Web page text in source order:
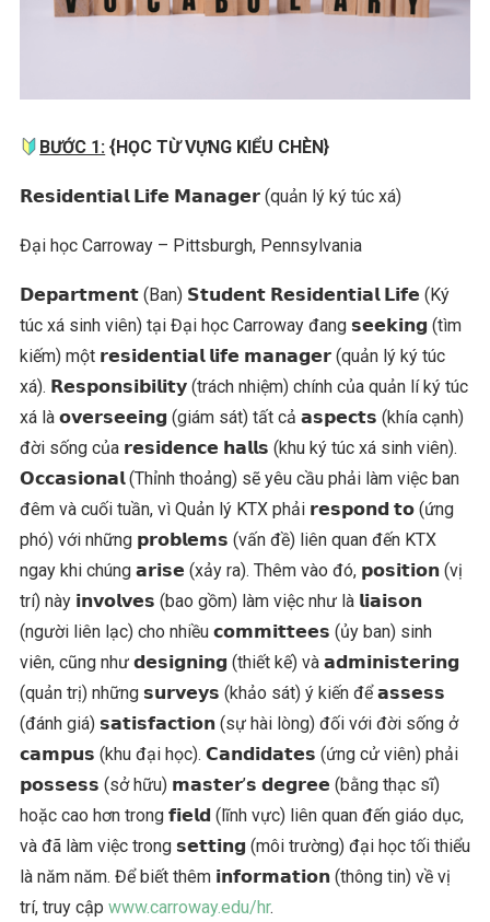
BƯỚC 1: {HỌC TỪ VỰNG KIỂU CHÈN}
𝗥𝗲𝘀𝗶𝗱𝗲𝗻𝘁𝗶𝗮𝗹 𝗟𝗶𝗳𝗲 𝗠𝗮𝗻𝗮𝗴𝗲𝗿 (quản lý ký túc xá)
Đại học Carroway – Pittsburgh, Pennsylvania
𝗗𝗲𝗽𝗮𝗿𝘁𝗺𝗲𝗻𝘁 (Ban) 𝗦𝘁𝘂𝗱𝗲𝗻𝘁 𝗥𝗲𝘀𝗶𝗱𝗲𝗻𝘁𝗶𝗮𝗹 𝗟𝗶𝗳𝗲 (Ký
túc xá sinh viên) tại Đại học Carroway đang 𝘀𝗲𝗲𝗸𝗶𝗻𝗴 (tìm
kiếm) một 𝗿𝗲𝘀𝗶𝗱𝗲𝗻𝘁𝗶𝗮𝗹 𝗹𝗶𝗳𝗲 𝗺𝗮𝗻𝗮𝗴𝗲𝗿 (quản lý ký túc
xá). 𝗥𝗲𝘀𝗽𝗼𝗻𝘀𝗶𝗯𝗶𝗹𝗶𝘁𝘆 (trách nhiệm) chính của quản lí ký túc
xá là 𝗼𝘃𝗲𝗿𝘀𝗲𝗲𝗶𝗻𝗴 (giám sát) tất cả 𝗮𝘀𝗽𝗲𝗰𝘁𝘀 (khía cạnh)
đời sống của 𝗿𝗲𝘀𝗶𝗱𝗲𝗻𝗰𝗲 𝗵𝗮𝗹𝗹𝘀 (khu ký túc xá sinh viên).
𝗢𝗰𝗰𝗮𝘀𝗶𝗼𝗻𝗮𝗹 (Thỉnh thoảng) sẽ yêu cầu phải làm việc ban
đêm và cuối tuần, vì Quản lý KTX phải 𝗿𝗲𝘀𝗽𝗼𝗻𝗱 𝘁𝗼 (ứng
phó) với những 𝗽𝗿𝗼𝗯𝗹𝗲𝗺𝘀 (vấn đề) liên quan đến KTX
ngay khi chúng 𝗮𝗿𝗶𝘀𝗲 (xảy ra). Thêm vào đó, 𝗽𝗼𝘀𝗶𝘁𝗶𝗼𝗻 (vị
trí) này 𝗶𝗻𝘃𝗼𝗹𝘃𝗲𝘀 (bao gồm) làm việc như là 𝗹𝗶𝗮𝗶𝘀𝗼𝗻
(người liên lạc) cho nhiều 𝗰𝗼𝗺𝗺𝗶𝘁𝘁𝗲𝗲𝘀 (ủy ban) sinh
viên, cũng như 𝗱𝗲𝘀𝗶𝗴𝗻𝗶𝗻𝗴 (thiết kế) và 𝗮𝗱𝗺𝗶𝗻𝗶𝘀𝘁𝗲𝗿𝗶𝗻𝗴
(quản trị) những 𝘀𝘂𝗿𝘃𝗲𝘆𝘀 (khảo sát) ý kiến để 𝗮𝘀𝘀𝗲𝘀𝘀
(đánh giá) 𝘀𝗮𝘁𝗶𝘀𝗳𝗮𝗰𝘁𝗶𝗼𝗻 (sự hài lòng) đối với đời sống ở
𝗰𝗮𝗺𝗽𝘂𝘀 (khu đại học). 𝗖𝗮𝗻𝗱𝗶𝗱𝗮𝘁𝗲𝘀 (ứng cử viên) phải
𝗽𝗼𝘀𝘀𝗲𝘀𝘀 (sở hữu) 𝗺𝗮𝘀𝘁𝗲𝗿’𝘀 𝗱𝗲𝗴𝗿𝗲𝗲 (bằng thạc sĩ)
hoặc cao hơn trong 𝗳𝗶𝗲𝗹𝗱 (lĩnh vực) liên quan đến giáo dục,
và đã làm việc trong 𝘀𝗲𝘁𝘁𝗶𝗻𝗴 (môi trường) đại học tối thiểu
là năm năm. Để biết thêm 𝗶𝗻𝗳𝗼𝗿𝗺𝗮𝘁𝗶𝗼𝗻 (thông tin) về vị
trí, truy cập www.carroway.edu/hr.